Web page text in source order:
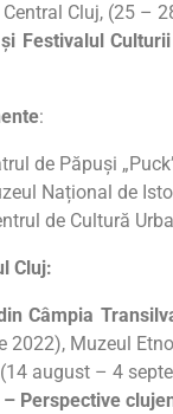
Central Cluj, (25 –
Festivalul
:
de Păpuși
Național de
de Cultură
Cluj:
Câmpia
2022), Muzeul
august – 4
Perspective